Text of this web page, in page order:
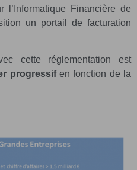
l’Informatique Financière de
un portail de facturation
cette réglementation est
progressifen fonction de la